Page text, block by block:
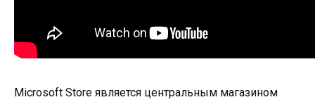
Microsoft Store является центральным магазином